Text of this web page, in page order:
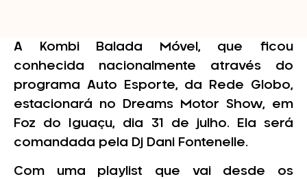
A Kombi Balada Móvel, que ficou
conhecida nacionalmente através do
programa Auto Esporte, da Rede Globo,
estacionará no Dreams Motor Show, em
Foz do Iguaçu, dia 31 de julho. Ela será
comandada pela Dj Dani Fontenelle.
Com uma playlist que vai desde os